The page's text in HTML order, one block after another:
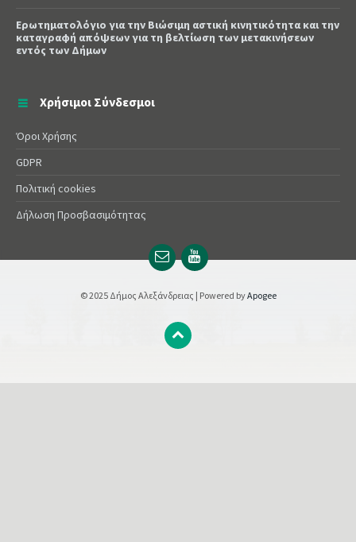
Ερωτηματολόγιο για την Βιώσιμη αστική κινητικότητα και την
καταγραφή απόψεων για τη βελτίωση των μετακινήσεων
εντός των Δήμων
Χρήσιμοι Σύνδεσμοι
Όροι Χρήσης
GDPR
Πολιτική cookies
Δήλωση Προσβασιμότητας
Email
url
YouTube
url
© 2025 Δήμος Αλεξάνδρειας | Powered byApogee